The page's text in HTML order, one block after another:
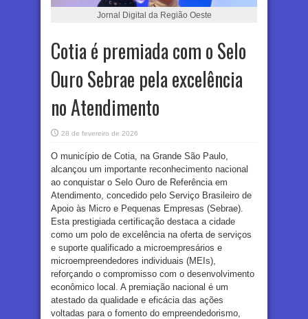
Jornal Digital da Região Oeste
Cotia é premiada com o Selo
Ouro Sebrae pela excelência
no Atendimento
28 de fevereiro de 2026
O município de Cotia, na Grande São Paulo,
alcançou um importante reconhecimento nacional
ao conquistar o Selo Ouro de Referência em
Atendimento, concedido pelo Serviço Brasileiro de
Apoio às Micro e Pequenas Empresas (Sebrae).
Esta prestigiada certificação destaca a cidade
como um polo de excelência na oferta de serviços
e suporte qualificado a microempresários e
microempreendedores individuais (MEIs),
reforçando o compromisso com o desenvolvimento
econômico local. A premiação nacional é um
atestado da qualidade e eficácia das ações
voltadas para o fomento do empreendedorismo,